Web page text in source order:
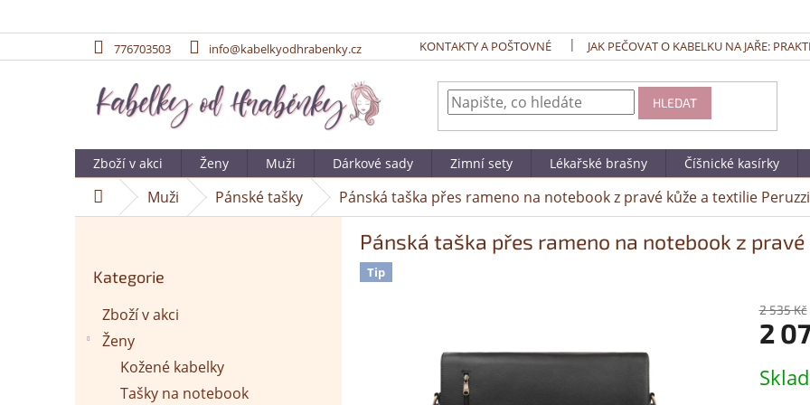
776703503 info@kabelkyodhrabenky.cz KONTAKTY A POŠTOVNÉ JAK PEČOVAT O KABELKU NA JAŘE:
HLEDAT
Zboží v akci Ženy Muži Dárkové sady Zimní sety Lékařské brašny Číšnické kasírky
DomůMuži Pánské tašky Pánská taška přes rameno na notebook z pravé kůže a textilie
kategorie
Kategorie
Zboží v akci
Ženy
Kožené kabelky
Tašky na notebook
Pánská taška přes rameno na notebook z
Tip
2 535 Kč
2
cena: